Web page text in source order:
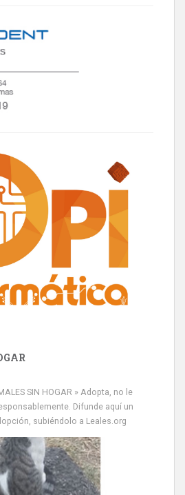
SIN HOGAR » Adopta, no le
Difunde aquí un
subiéndolo a Leales.org